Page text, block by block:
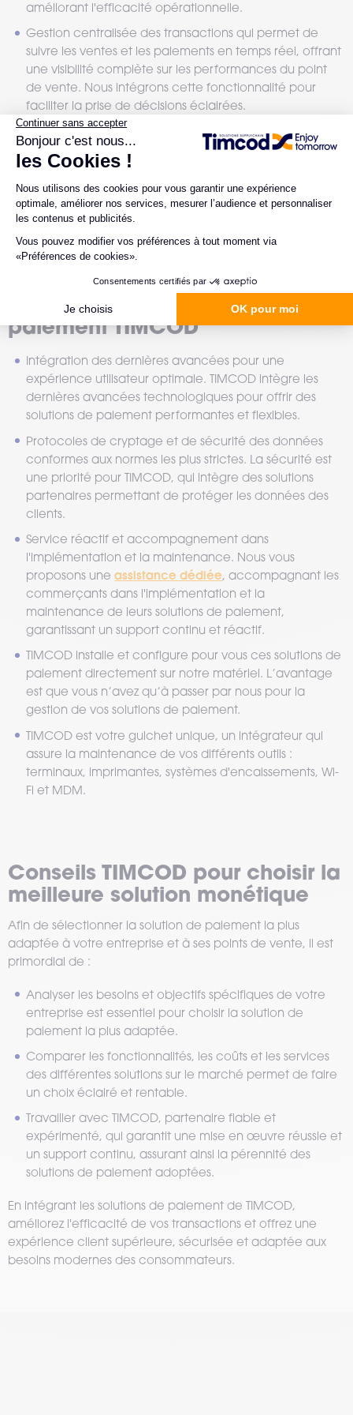
améliorant l'efficacité opérationnelle.
Gestion centralisée des transactions qui permet de
suivre les ventes et les paiements en temps réel, offrant
une visibilité complète sur les performances du point
de vente. Nous intégrons cette fonctionnalité pour
faciliter la prise de décisions éclairées.
Gestion de votre parc informatique : grâce à la mise
en place d’un logiciel de Gestion de Parc Informatique
Mobile (MDM : Mobile Device Management), vous
bénéficiez d'un outil de supervision de vos équipements
et gardez la visibilité sur l'ensemble de votre parc
mobile.
Les atouts de la solution de
paiement TIMCOD
Intégration des dernières avancées pour une
expérience utilisateur optimale. TIMCOD intègre les
dernières avancées technologiques pour offrir des
solutions de paiement performantes et flexibles.
Protocoles de cryptage et de sécurité des données
conformes aux normes les plus strictes. La sécurité est
une priorité pour TIMCOD, qui intègre des solutions
partenaires permettant de protéger les données des
clients.
Service réactif et accompagnement dans
l'implémentation et la maintenance. Nous vous
proposons uneassistance dédiée, accompagnant les
commerçants dans l'implémentation et la
maintenance de leurs solutions de paiement,
garantissant un support continu et réactif.
TIMCOD installe et configure pour vous ces solutions de
paiement directement sur notre matériel. L’avantage
est que vous n’avez qu’à passer par nous pour la
gestion de vos solutions de paiement.
TIMCOD est votre guichet unique, un intégrateur qui
assure la maintenance de vos différents outils :
terminaux, imprimantes, systèmes d'encaissements, Wi-
Fi et MDM.
Conseils TIMCOD pour choisir la
meilleure solution monétique
Afin de sélectionner la solution de paiement la plus
adaptée à votre entreprise et à ses points de vente, il est
primordial de :
Analyser les besoins et objectifs spécifiques de votre
entreprise est essentiel pour choisir la solution de
paiement la plus adaptée.
Comparer les fonctionnalités, les coûts et les services
des différentes solutions sur le marché permet de faire
un choix éclairé et rentable.
Travailler avec TIMCOD, partenaire fiable et
expérimenté, qui garantit une mise en œuvre réussie et
un support continu, assurant ainsi la pérennité des
solutions de paiement adoptées.
En intégrant les solutions de paiement de TIMCOD,
améliorez l'efficacité de vos transactions et offrez une
expérience client supérieure, sécurisée et adaptée aux
besoins modernes des consommateurs.